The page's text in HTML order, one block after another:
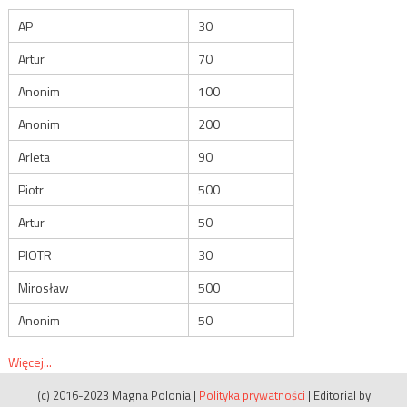
AP
30
Artur
70
Anonim
100
Anonim
200
Arleta
90
Piotr
500
Artur
50
PIOTR
30
Mirosław
500
Anonim
50
Więcej...
(c) 2016-2023 Magna Polonia | Polityka prywatności | Editorial by